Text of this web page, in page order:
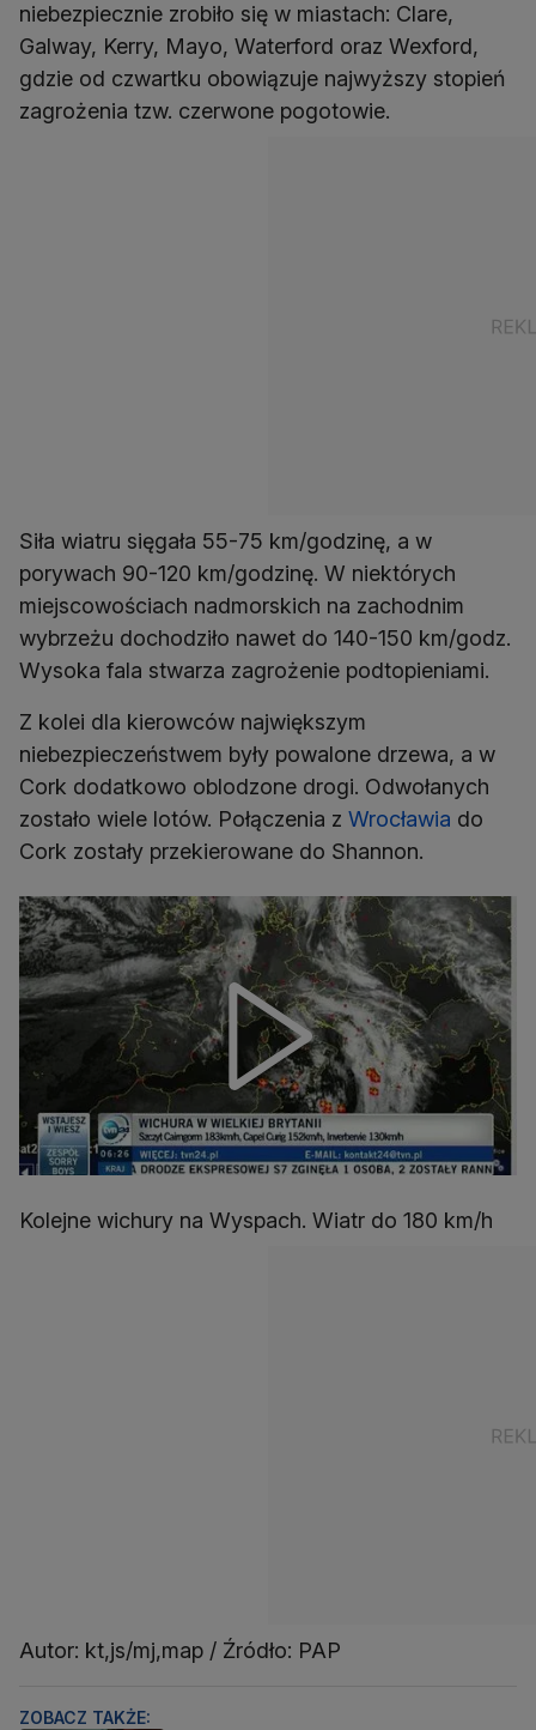
niebezpiecznie zrobiło się w miastach: Clare,
Galway, Kerry, Mayo, Waterford oraz Wexford,
gdzie od czwartku obowiązuje najwyższy stopień
zagrożenia tzw. czerwone pogotowie.
Siła wiatru sięgała 55-75 km/godzinę, a w
porywach 90-120 km/godzinę. W niektórych
miejscowościach nadmorskich na zachodnim
wybrzeżu dochodziło nawet do 140-150 km/godz.
Wysoka fala stwarza zagrożenie podtopieniami.
Z kolei dla kierowców największym
niebezpieczeństwem były powalone drzewa, a w
Cork dodatkowo oblodzone drogi. Odwołanych
zostało wiele lotów. Połączenia z Wrocławia do
Cork zostały przekierowane do Shannon.
Kolejne wichury na Wyspach. Wiatr do 180 km/h
Autor: kt,js/mj,map / Źródło: PAP
ZOBACZ TAKŻE: